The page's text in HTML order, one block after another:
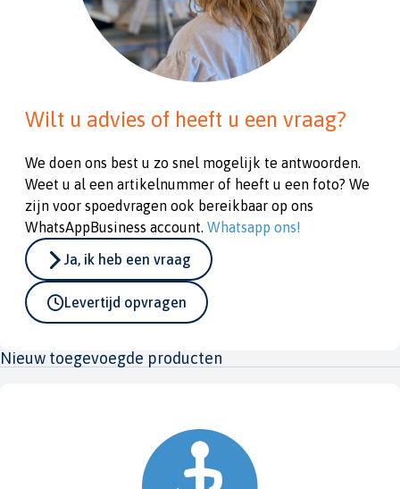
Wilt u advies of heeft u een vraag?
We doen ons best u zo snel mogelijk te antwoorden.
Weet u al een artikelnummer of heeft u een foto? We
zijn voor spoedvragen ook bereikbaar op ons
WhatsAppBusiness account. Whatsapp ons!
Ja, ik heb een vraag
Levertijd opvragen
Nieuw toegevoegde producten